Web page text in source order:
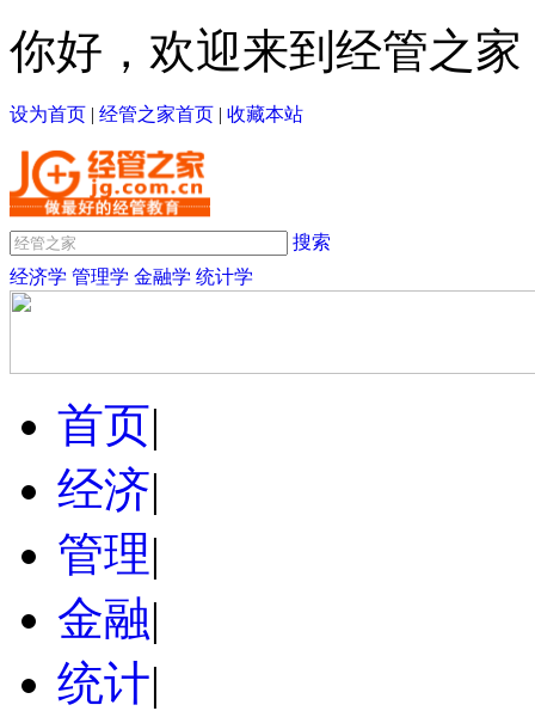
你好，欢迎来到经管之家
设为首页 | 经管之家首页 | 收藏本站
搜索
经济学 管理学 金融学 统计学
首页|
经济|
管理|
金融|
统计|